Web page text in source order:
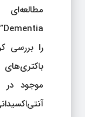
را بررسی
موجود در